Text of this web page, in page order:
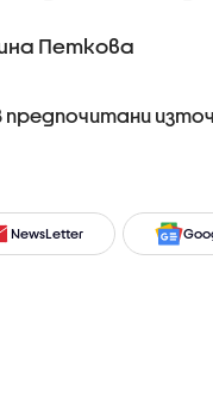
Петкова
предпочитани
NewsLetter